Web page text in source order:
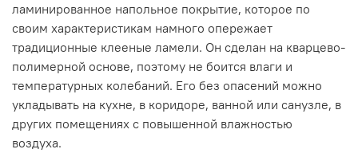
ламинированное напольное покрытие, которое по
своим характеристикам намного опережает
традиционные клееные ламели. Он сделан на кварцево-
полимерной основе, поэтому не боится влаги и
температурных колебаний. Его без опасений можно
укладывать на кухне, в коридоре, ванной или санузле, в
других помещениях с повышенной влажностью
воздуха.